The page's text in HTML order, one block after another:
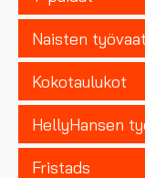
Naisten
Kokotaulukot
HellyHansen
Fristads